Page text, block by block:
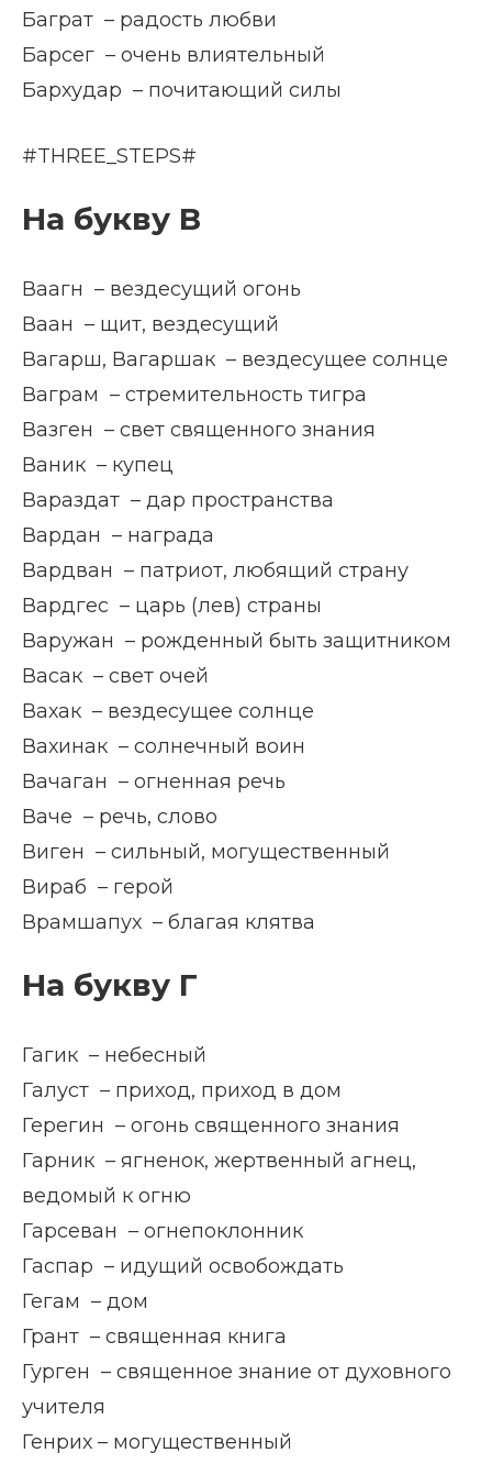
Баграт – радость любви
Барсег – очень влиятельный
Бархудар – почитающий силы
#THREE_STEPS#
На букву В
Ваагн – вездесущий огонь
Ваан – щит, вездесущий
Вагарш, Вагаршак – вездесущее солнце
Ваграм – стремительность тигра
Вазген – свет священного знания
Ваник – купец
Вараздат – дар пространства
Вардан – награда
Вардван – патриот, любящий страну
Вардгес – царь (лев) страны
Варужан – рожденный быть защитником
Васак – свет очей
Вахак – вездесущее солнце
Вахинак – солнечный воин
Вачаган – огненная речь
Ваче – речь, слово
Виген – сильный, могущественный
Вираб – герой
Врамшапух – благая клятва
На букву Г
Гагик – небесный
Галуст – приход, приход в дом
Герегин – огонь священного знания
Гарник – ягненок, жертвенный агнец,
ведомый к огню
Гарсеван – огнепоклонник
Гаспар – идущий освобождать
Гегам – дом
Грант – священная книга
Гурген – священное знание от духовного
учителя
Генрих – могущественный